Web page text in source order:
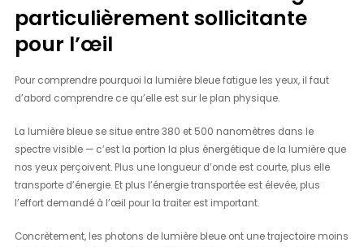
particulièrement sollicitante
pour l’œil
Pour comprendre pourquoi la lumière bleue fatigue les yeux, il faut
d’abord comprendre ce qu’elle est sur le plan physique.
La lumière bleue se situe entre 380 et 500 nanomètres dans le
spectre visible — c’est la portion la plus énergétique de la lumière que
nos yeux perçoivent. Plus une longueur d’onde est courte, plus elle
transporte d’énergie. Et plus l’énergie transportée est élevée, plus
l’effort demandé à l’œil pour la traiter est important.
Concrètement, les photons de lumière bleue ont une trajectoire moins